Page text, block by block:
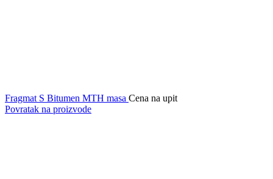
Fragmat S Bitumen MTH masa Cena na upit
Povratak na proizvode